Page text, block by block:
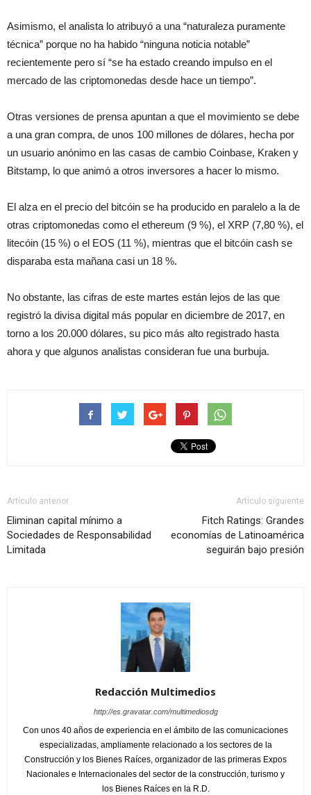
Asimismo, el analista lo atribuyó a una “naturaleza puramente
técnica” porque no ha habido “ninguna noticia notable”
recientemente pero sí “se ha estado creando impulso en el
mercado de las criptomonedas desde hace un tiempo”.
Otras versiones de prensa apuntan a que el movimiento se debe
a una gran compra, de unos 100 millones de dólares, hecha por
un usuario anónimo en las casas de cambio Coinbase, Kraken y
Bitstamp, lo que animó a otros inversores a hacer lo mismo.
El alza en el precio del bitcóin se ha producido en paralelo a la de
otras criptomonedas como el ethereum (9 %), el XRP (7,80 %), el
litecóin (15 %) o el EOS (11 %), mientras que el bitcóin cash se
disparaba esta mañana casi un 18 %.
No obstante, las cifras de este martes están lejos de las que
registró la divisa digital más popular en diciembre de 2017, en
torno a los 20.000 dólares, su pico más alto registrado hasta
ahora y que algunos analistas consideran fue una burbuja.
Artículo anterior
Eliminan capital mínimo a
Sociedades de Responsabilidad
Limitada
Artículo siguiente
Fitch Ratings: Grandes
economías de Latinoamérica
seguirán bajo presión
Redacción Multimedios
http://es.gravatar.com/multimediosdg
Con unos 40 años de experiencia en el ámbito de las comunicaciones
especializadas, ampliamente relacionado a los sectores de la
Construcción y los Bienes Raíces, organizador de las primeras Expos
Nacionales e Internacionales del sector de la construcción, turismo y
los Bienes Raíces en la R.D.